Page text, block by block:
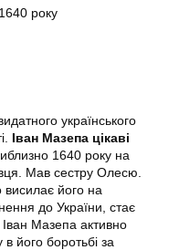
року
українського
Іван Мазепа цікаві
1640 року на
Мав сестру Олесю.
висилає його на
до України, стає
Мазепа активно
його боротьбі за